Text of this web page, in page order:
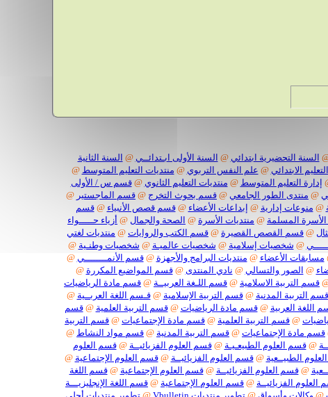
السنة التحضيرية ابتدائي @ السنة الأولى ابـتدائــي @ السنة الثانية
الابتدائي @ علم النفس التربوي @ منتديات التعليم المتوسط @
إدارة التعليم المتوسط @ منتديات التعليم الثانوي @قسم س / الأولى
@ منتدى الطور الجامعي @ قسم بحوث التخرج @ قسم الماجستير @
@ منوعات إدارية @ إبداعات الأعضاء @قسم قصص الأنبياء @قسم
المسلمة @ منتديات الأسرة @ الصحة والجمال @ أزياء حـــــواء
@ قسم القصص القصيرة @ قسم الكتب والروايات @ منتديات لغتي
@ شخصيات إسلامية @ شخصيات عالميـة @ شخصيات وطنـية @
مسابقات الأعضاء @ منتديات البرامج والأجهزة @قسم الأنمــــــــي @
@ الصور والتسالي @ نادي المنتدى @قسم المواضيع المكررة @
قسم التربية الاسلامية @ قسم اللـغة العربيــة @ قسم مادة الرياضيات
قسم التربية المدنية @قسم التربية الإسلامية @قـسم اللغة العربــية @
اللغة العربية @قسم مادة الرياضيات @قسم التربية العلمية @قسم
@ قسم التربية العلمية @ قسم مادة الإجتماعيات @ قسم التربية
قسم مادة الإجتماعيات @ قسم التربية المدنية @ قسم مواد النشاط @
@قسم العلوم الطبيعـيـة @قسم العلوم الفزيائيــة @قسم العلوم
الطبيــعية @قسم العلوم الفزيائيــة @قسم العلوم الإجتماعية @
@قسم العلوم الفزيائيــة @قسم العلوم الإجتماعية @قسم اللغة
العلوم الفزيائيــة @ قسم العلوم الإجتماعية @ قسم اللغة الإنجليزيـــة